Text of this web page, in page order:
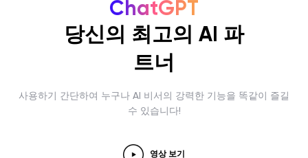
ChatGPT
당신의 최고의 AI 파
트너
사용하기 간단하여 누구나 AI 비서의 강력한 기능을 똑같이 즐길
수 있습니다!
영상 보기